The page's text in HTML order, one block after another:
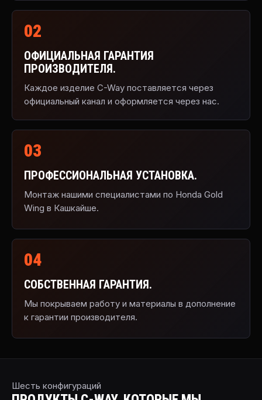
02
ОФИЦИАЛЬНАЯ ГАРАНТИЯ
ПРОИЗВОДИТЕЛЯ.
Каждое изделие C-Way поставляется через
официальный канал и оформляется через нас.
03
ПРОФЕССИОНАЛЬНАЯ УСТАНОВКА.
Монтаж нашими специалистами по Honda Gold
Wing в Кашкайше.
04
СОБСТВЕННАЯ ГАРАНТИЯ.
Мы покрываем работу и материалы в дополнение
к гарантии производителя.
Шесть конфигураций